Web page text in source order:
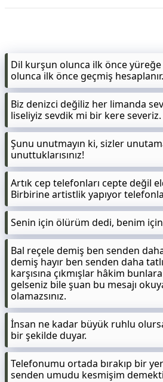
SÖZLER
Dil kurşun olunca ilk önce
olunca ilk önce geçmiş hesaplanır.
Biz denizci değiliz her limanda
liseliyiz sevdik mi bir kere severiz.
Şunu unutmayın ki, sizler
unuttuklarısınız!
Artık cep telefonları cepte değil
Birbirine artistlik yapıyor
Senin için ölürüm dedi, benim
Bal reçele demiş ben senden
demiş hayır ben senden daha
karşısına çıkmışlar hâkim
gelseniz bile şuan bu mesajı
olamazsınız.
İnsan ne kadar büyük ruhlu
bir şekilde duyar.
Telefonumu ortada bırakıp bir
senden umudu kesmişim